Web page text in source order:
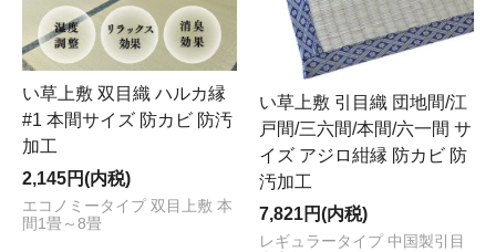
い草上敷 双目織 ハルカ縁
#1 本間サイズ 防カビ 防汚
加工
2,145円(内税)
エコノミータイプ 双目上敷 本
間1畳～8畳
い草上敷 引目織 団地間/江
戸間/三六間/本間/六一間 サ
イズ アジロ紺縁 防カビ 防
汚加工
7,821円(内税)
レギュラータイプ 中国製引目